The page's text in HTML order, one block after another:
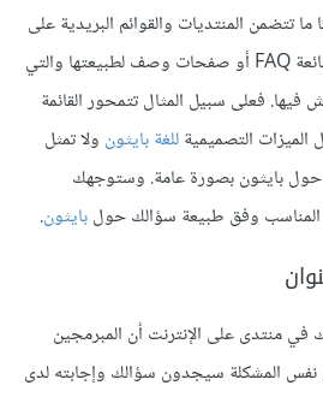
تتضمن المنتديات والقوائم البريدية على
مستندات تتضمن الأسئلة الشائعة FAQ أو صفحات وصف لطبيعتها والتي
فيها. فعلى سبيل المثال تتمحور القائمة
للغة بايثون ولا تمثل
حول بايثون بصورة عامة. وستوجهك
المناسب وفق طبيعة سؤالك حولبايثون.
منتدى على الإنترنت أن المبرمجين
نفس المشكلة سيجدون سؤالك وإجابته لدى